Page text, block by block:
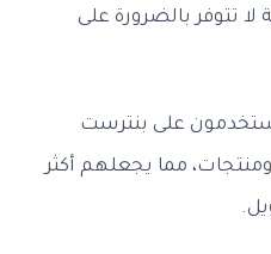
تتوفر بالضرورة على
على بنترست
مما يجعلهم أكثر